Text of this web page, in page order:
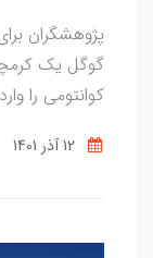
پژوهشگران
گوگل یک
کوانتومی را